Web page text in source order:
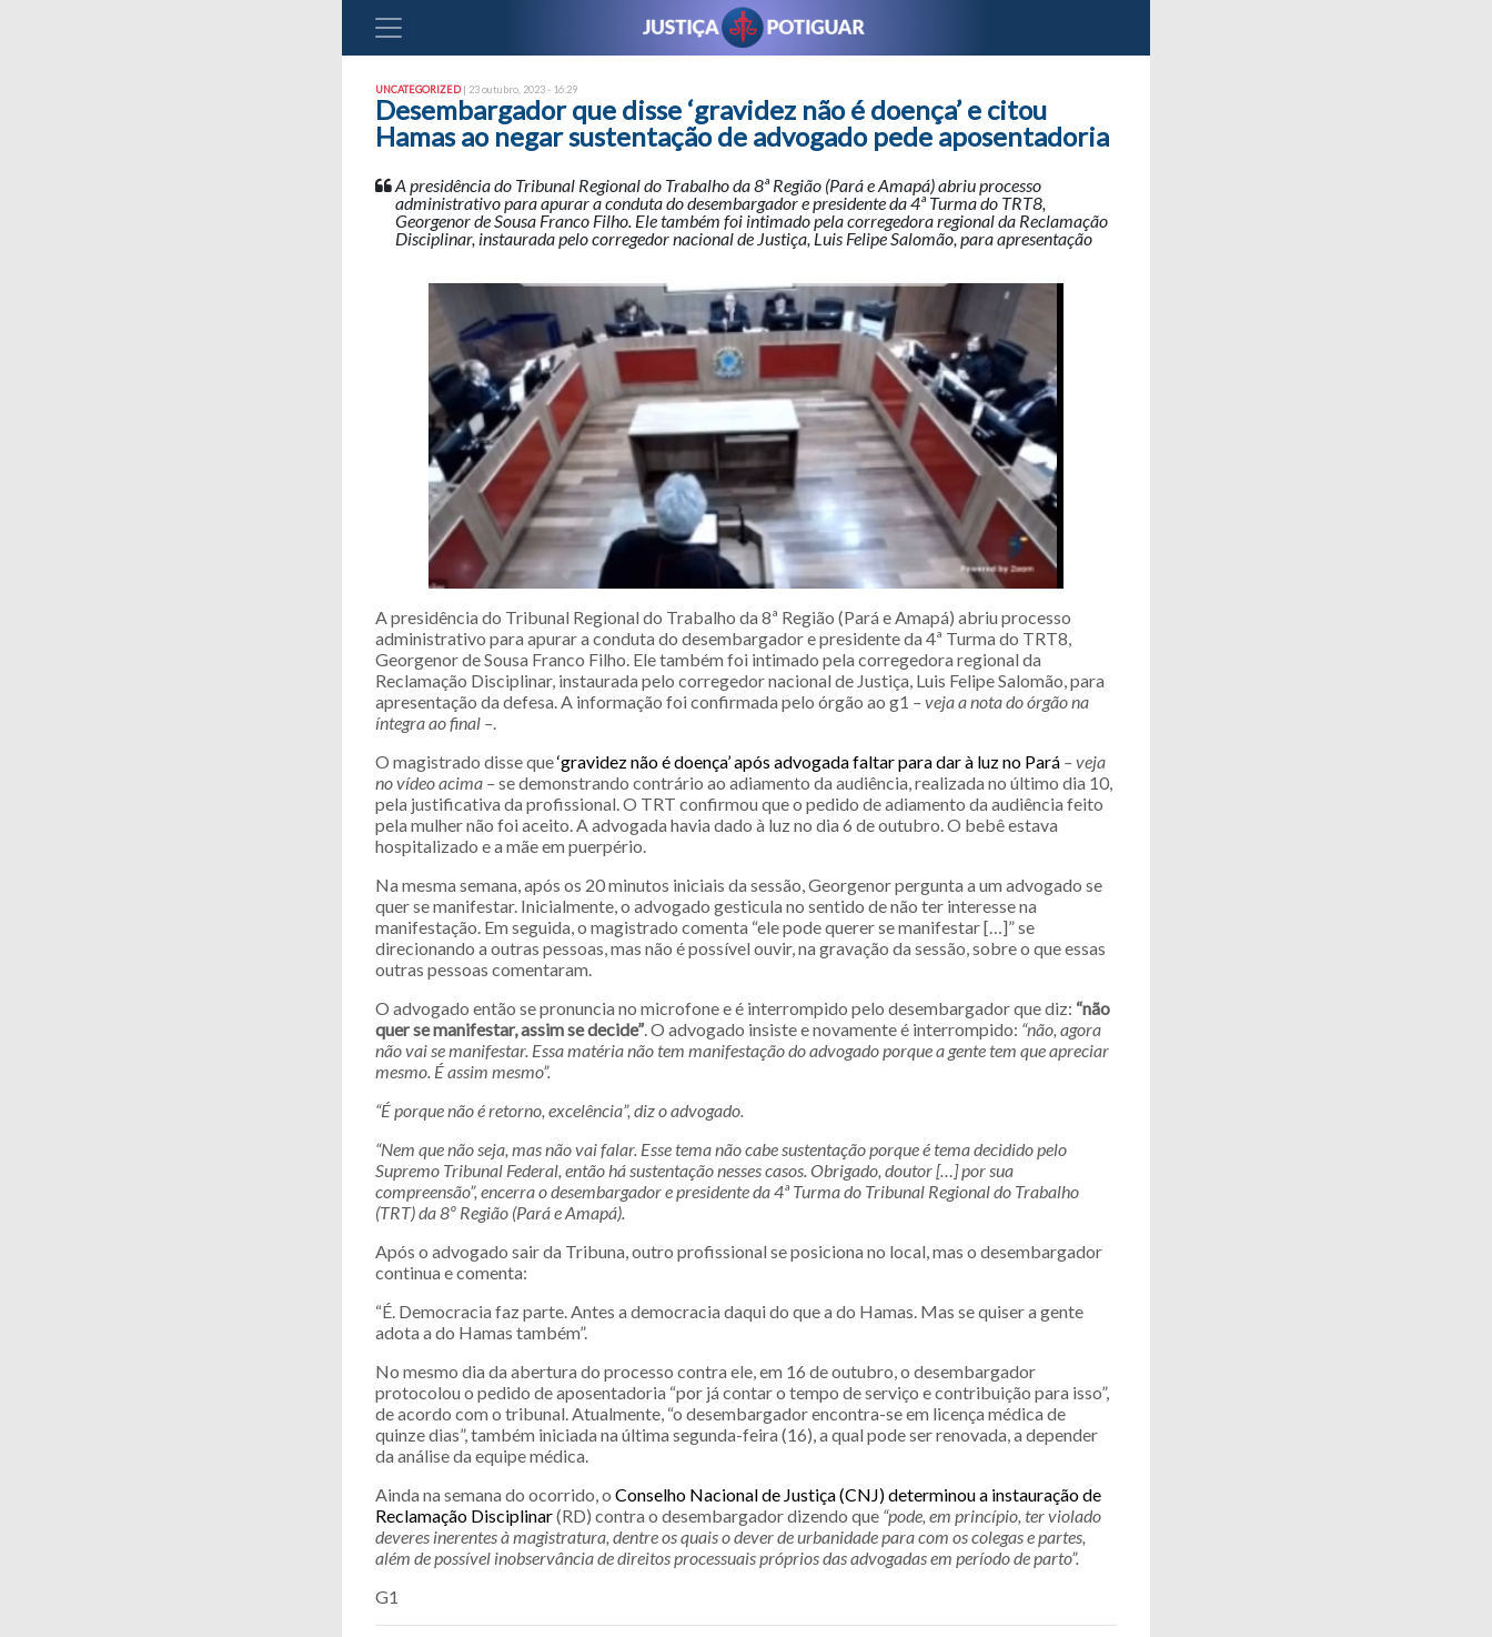
UNCATEGORIZED| 23 outubro, 2023 - 16:29
Desembargador que disse ‘gravidez não é doença’ e citou
Hamas ao negar sustentação de advogado pede aposentadoria
A presidência do Tribunal Regional do Trabalho da 8ª Região (Pará e Amapá) abriu processo
administrativo para apurar a conduta do desembargador e presidente da 4ª Turma do TRT8,
Georgenor de Sousa Franco Filho. Ele também foi intimado pela corregedora regional da Reclamação
Disciplinar, instaurada pelo corregedor nacional de Justiça, Luis Felipe Salomão, para apresentação
A presidência do Tribunal Regional do Trabalho da 8ª Região (Pará e Amapá) abriu processo
administrativo para apurar a conduta do desembargador e presidente da 4ª Turma do TRT8,
Georgenor de Sousa Franco Filho. Ele também foi intimado pela corregedora regional da
Reclamação Disciplinar, instaurada pelo corregedor nacional de Justiça, Luis Felipe Salomão, para
apresentação da defesa. A informação foi confirmada pelo órgão ao g1 – veja a nota do órgão na
íntegra ao final –.
O magistrado disse que‘gravidez não é doença’ após advogada faltar para dar à luz no Pará – veja
no vídeo acima –se demonstrando contrário ao adiamento da audiência, realizada no último dia 10,
pela justificativa da profissional. O TRT confirmou que o pedido de adiamento da audiência feito
pela mulher não foi aceito. A advogada havia dado à luz no dia 6 de outubro. O bebê estava
hospitalizado e a mãe em puerpério.
Na mesma semana, após os 20 minutos iniciais da sessão, Georgenor pergunta a um advogado se
quer se manifestar. Inicialmente, o advogado gesticula no sentido de não ter interesse na
manifestação. Em seguida, o magistrado comenta “ele pode querer se manifestar […]” se
direcionando a outras pessoas, mas não é possível ouvir, na gravação da sessão, sobre o que essas
outras pessoas comentaram.
O advogado então se pronuncia no microfone e é interrompido pelo desembargador que diz: “não
quer se manifestar, assim se decide”. O advogado insiste e novamente é interrompido: “não, agora
não vai se manifestar. Essa matéria não tem manifestação do advogado porque a gente tem que apreciar
mesmo. É assim mesmo”.
“É porque não é retorno, excelência”, diz o advogado.
“Nem que não seja, mas não vai falar. Esse tema não cabe sustentação porque é tema decidido pelo
Supremo Tribunal Federal, então há sustentação nesses casos. Obrigado, doutor […] por sua
compreensão”, encerra o desembargador e presidente da 4ª Turma do Tribunal Regional do Trabalho
(TRT) da 8º Região (Pará e Amapá).
Após o advogado sair da Tribuna, outro profissional se posiciona no local, mas o desembargador
continua e comenta:
“É. Democracia faz parte. Antes a democracia daqui do que a do Hamas. Mas se quiser a gente
adota a do Hamas também”.
No mesmo dia da abertura do processo contra ele, em 16 de outubro, o desembargador
protocolou o pedido de aposentadoria “por já contar o tempo de serviço e contribuição para isso”,
de acordo com o tribunal. Atualmente, “o desembargador encontra-se em licença médica de
quinze dias”, também iniciada na última segunda-feira (16), a qual pode ser renovada, a depender
da análise da equipe médica.
Ainda na semana do ocorrido, o Conselho Nacional de Justiça (CNJ) determinou a instauração de
Reclamação Disciplinar(RD) contra o desembargador dizendo que “pode, em princípio, ter violado
deveres inerentes à magistratura, dentre os quais o dever de urbanidade para com os colegas e partes,
além de possível inobservância de direitos processuais próprios das advogadas em período de parto”.
G1